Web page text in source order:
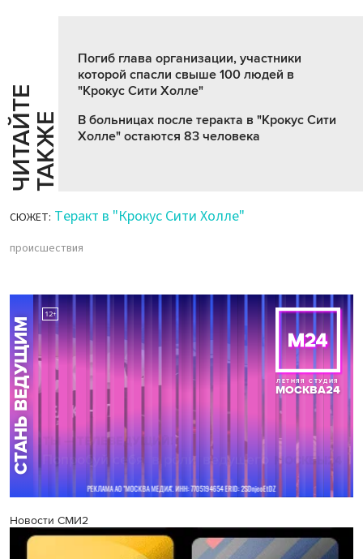
Ч
И
Т
АЙ
Т
Е
Т
А
К
ЖЕ
Погиб глава организации, участники
которой спасли свыше 100 людей в
"Крокус Сити Холле"
В больницах после теракта в "Крокус Сити
Холле" остаются 83 человека
СЮЖЕТ: Теракт в "Крокус Сити Холле"
происшествия
Новости СМИ2